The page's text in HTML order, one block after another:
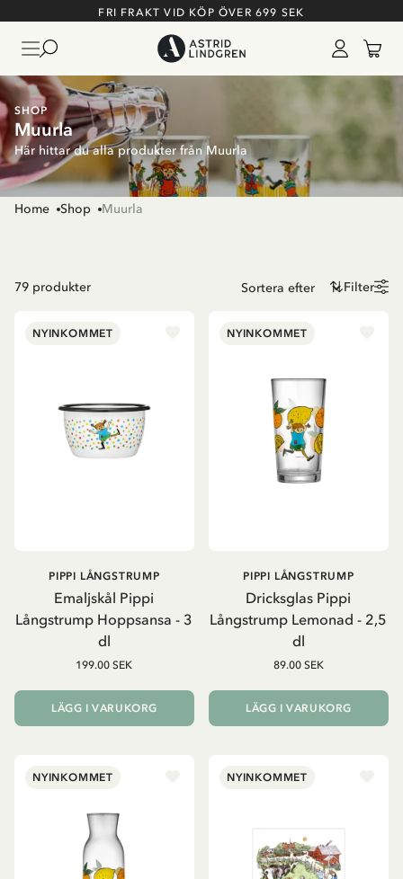
FRI FRAKT VID KÖP ÖVER 699 SEK
SHOP
Muurla
Här hittar du alla produkter från Muurla
Home Shop Muurla
79 produkter Filter
NYINKOMMET
Emaljskål Pippi
Långstrump Hoppsansa - 3
dl
PIPPI LÅNGSTRUMP
199.00 SEK
LÄGG I VARUKORG
NYINKOMMET
Dricksglas Pippi
Långstrump Lemonad - 2,5
dl
PIPPI LÅNGSTRUMP
89.00 SEK
LÄGG I VARUKORG
NYINKOMMET NYINKOMMET